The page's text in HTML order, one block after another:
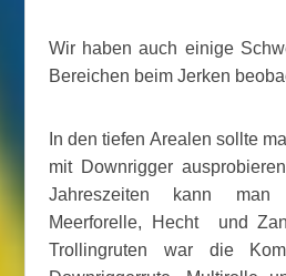
Wir haben auch einige
Bereichen beim Jerken
In den tiefen Arealen sollte
mit Downrigger
Jahreszeiten kann
Meerforelle, Hecht und
Trollingruten war die